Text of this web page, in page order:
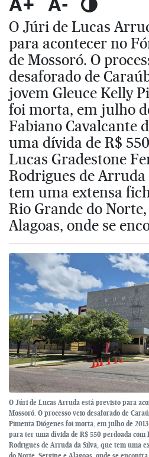
O Júri de Lucas
para acontecer no
de Mossoró. O
desaforado de
jovem Gleuce Kelly
foi morta, em julho
Fabiano Cavalcante
uma dívida de R$
Lucas Gradestone
Rodrigues de Arruda
tem uma extensa
Rio Grande do Norte,
Alagoas, onde se
O Júri de Lucas Arruda está previsto para
Mossoró. O processo veio desaforado de
Pimenta Diógenes foi morta, em julho de
para ter uma dívida de R$ 550 perdoada com
Rodrigues de Arruda da Silva, que tem uma